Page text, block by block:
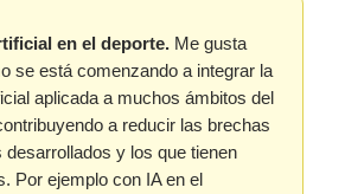
en el deporte. Me gusta
se está comenzando a integrar la
aplicada a muchos ámbitos del
a reducir las brechas
y los que tienen
Por ejemplo con IA en el